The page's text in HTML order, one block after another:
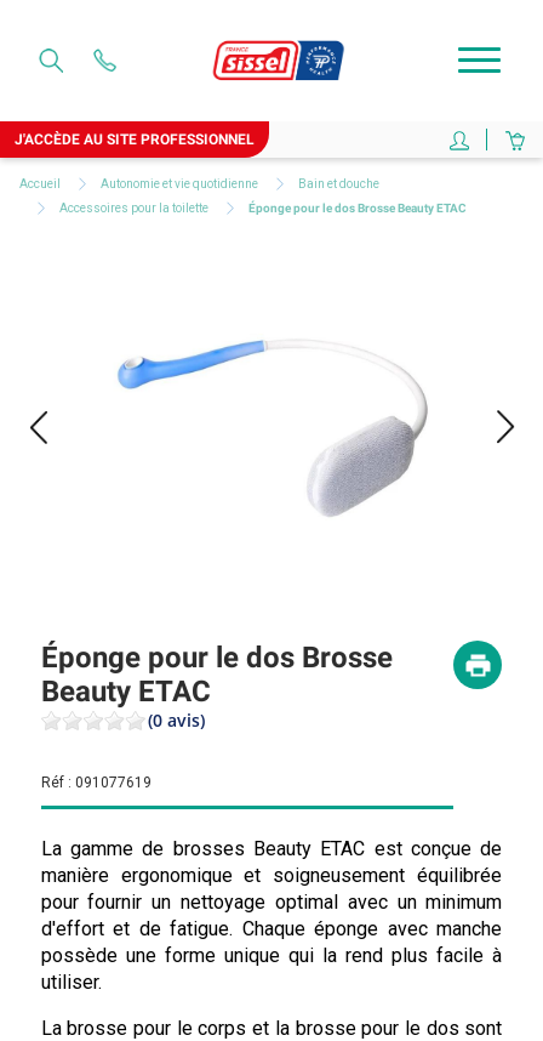
J'ACCÈDE AU SITE PROFESSIONNEL
Accueil Autonomie et vie quotidienne
Bain et douche
Accessoires pour la toilette
Éponge pour le dos Brosse Beauty ETAC
Éponge pour le dos Brosse
Beauty ETAC
(0 avis)
Réf : 091077619
La gamme de brosses Beauty ETAC est conçue de
manière ergonomique et soigneusement équilibrée
pour fournir un nettoyage optimal avec un minimum
d'effort et de fatigue. Chaque éponge avec manche
possède une forme unique qui la rend plus facile à
utiliser.
La brosse pour le corps et la brosse pour le dos sont